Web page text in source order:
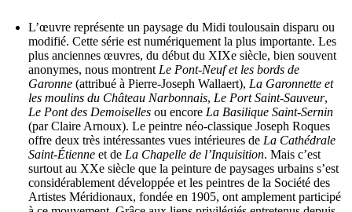
L’œuvre représente un paysage du Midi toulousain disparu ou
modifié. Cette série est numériquement la plus importante. Les
plus anciennes œuvres, du début du XIXe siècle, bien souvent
anonymes, nous montrent Le Pont-Neuf et les bords de
Garonne (attribué à Pierre-Joseph Wallaert), La Garonnette et
les moulins du Château Narbonnais, Le Port Saint-Sauveur,
Le Pont des Demoiselles ou encore La Basilique Saint-Sernin
(par Claire Arnoux). Le peintre néo-classique Joseph Roques
offre deux très intéressantes vues intérieures de La Cathédrale
Saint-Étienne et de La Chapelle de l’Inquisition. Mais c’est
surtout au XXe siècle que la peinture de paysages urbains s’est
considérablement développée et les peintres de la Société des
Artistes Méridionaux, fondée en 1905, ont amplement participé